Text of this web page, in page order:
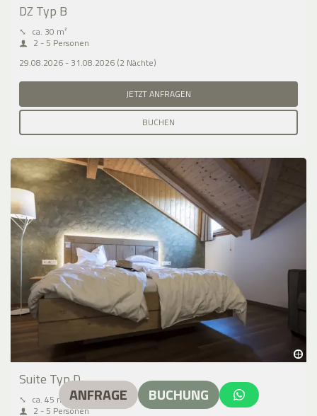
DZ Typ B
⤡ ca. 30 m²
2 - 5 Personen
29.08.2026 - 31.08.2026 (2 Nächte)
JETZT ANFRAGEN
BUCHEN
Suite Typ D
⤡ ca. 45 m²
2 - 5 Personen
ANFRAGE BUCHUNG